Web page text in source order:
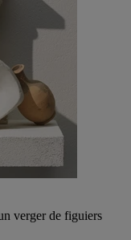
verger de figuiers